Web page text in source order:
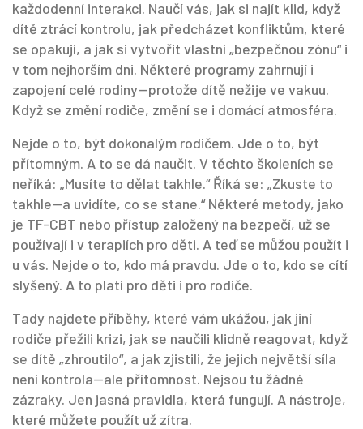
každodenní interakci. Naučí vás, jak si najít klid, když
dítě ztrácí kontrolu, jak předcházet konfliktům, které
se opakují, a jak si vytvořit vlastní „bezpečnou zónu“ i
v tom nejhorším dni. Některé programy zahrnují i
zapojení celé rodiny—protože dítě nežije ve vakuu.
Když se změní rodiče, změní se i domácí atmosféra.
Nejde o to, být dokonalým rodičem. Jde o to, být
přítomným. A to se dá naučit. V těchto školeních se
neříká: „Musíte to dělat takhle.“ Říká se: „Zkuste to
takhle—a uvidíte, co se stane.“ Některé metody, jako
je TF-CBT nebo přístup založený na bezpečí, už se
používají i v terapiích pro děti. A teď se můžou použít i
u vás. Nejde o to, kdo má pravdu. Jde o to, kdo se cítí
slyšený. A to platí pro děti i pro rodiče.
Tady najdete příběhy, které vám ukážou, jak jiní
rodiče přežili krizi, jak se naučili klidně reagovat, když
se dítě „zhroutilo“, a jak zjistili, že jejich největší síla
není kontrola—ale přítomnost. Nejsou tu žádné
zázraky. Jen jasná pravidla, která fungují. A nástroje,
které můžete použít už zítra.